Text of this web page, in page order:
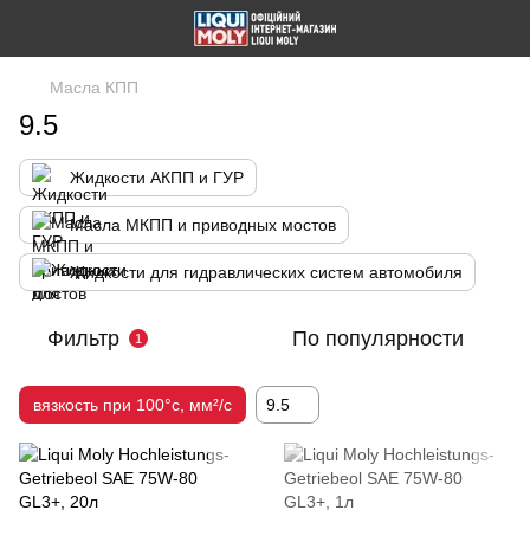
Масла КПП
9.5
Жидкости АКПП и ГУР
Масла МКПП и приводных мостов
Жидкости для гидравлических систем автомобиля
Фильтр 1 По популярности
вязкость при 100°c, мм²/с 9.5